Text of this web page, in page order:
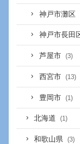
神戸市灘区
神戸市長田
芦屋市 (3)
西宮市 (13)
豊岡市 (1)
北海道 (1)
和歌山県 (3)